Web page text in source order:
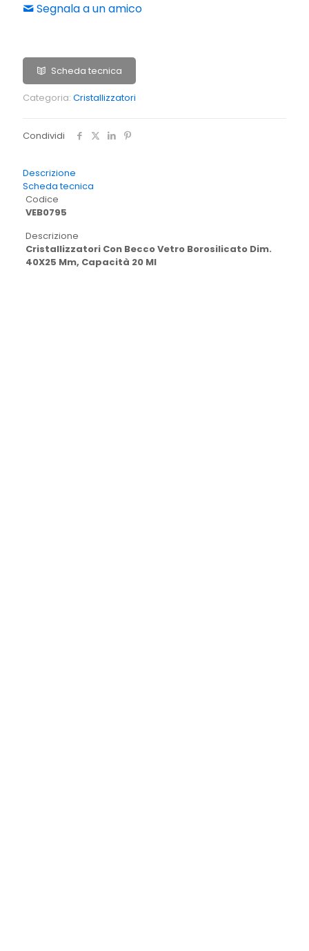
Segnala a un amico
Scheda tecnica
Categoria: Cristallizzatori
Condividi
Descrizione
Scheda tecnica
Codice
VEB0795
Descrizione
Cristallizzatori Con Becco Vetro Borosilicato Dim.
40X25 Mm, Capacità 20 Ml